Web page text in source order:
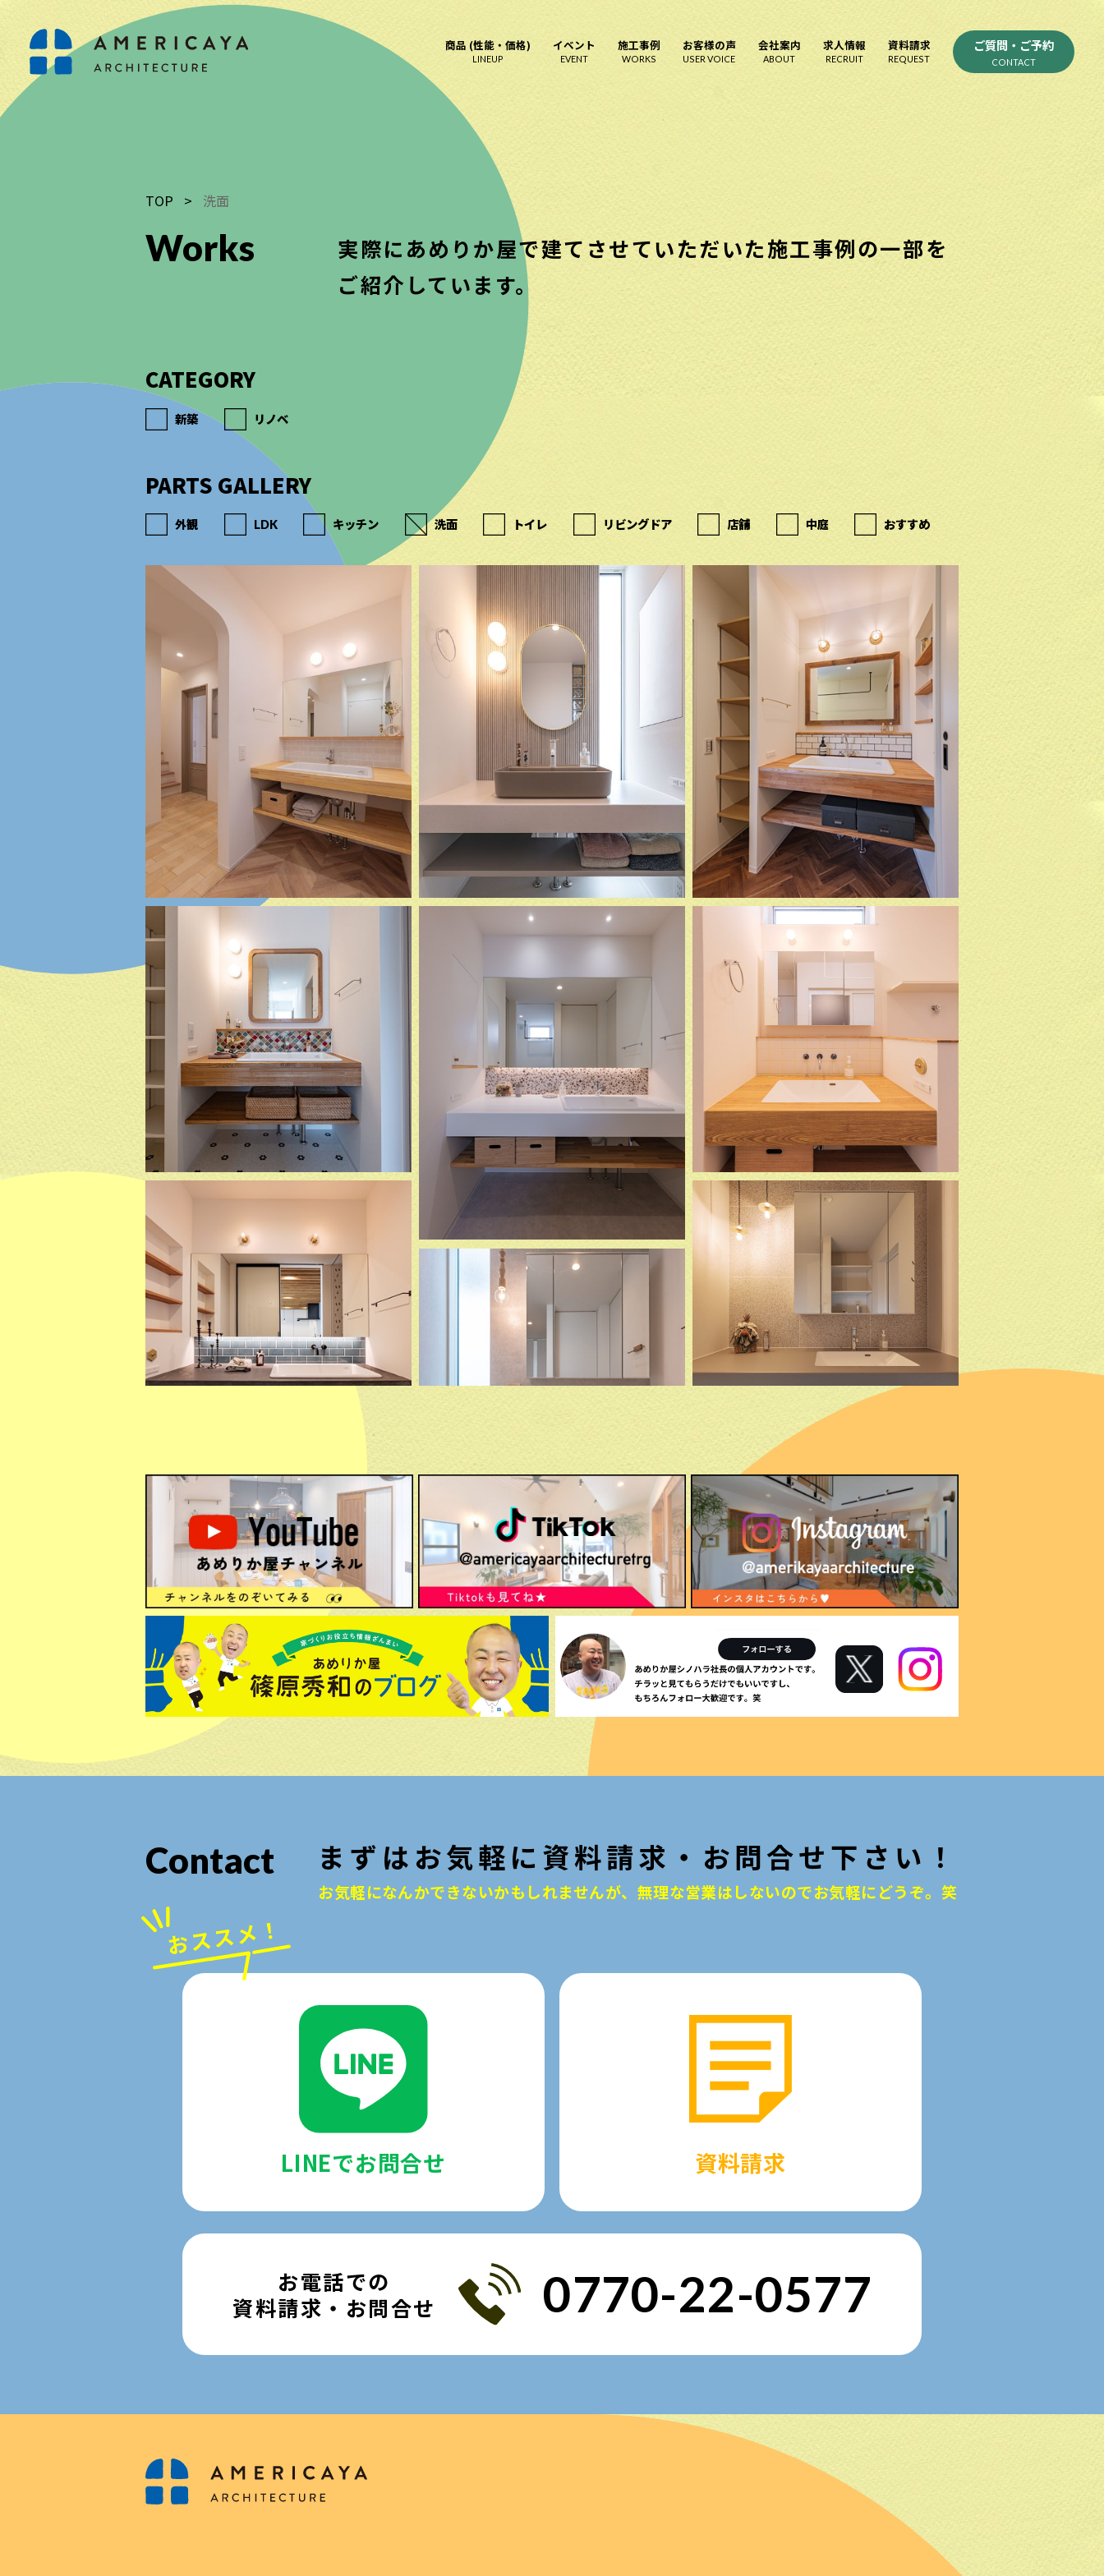
商品 (性能・価格)
LINEUP
イベント
EVENT
施工事例
WORKS
お客様の声
USER VOICE
会社案内
ABOUT
求人情報
RECRUIT
資料請求
REQUEST
ご質問・ご予約
CONTACT
TOP > 洗面
Works
実際にあめりか屋で建てさせていただいた施工事例の一部を
ご紹介しています。
CATEGORY
新築 リノベ
PARTS GALLERY
外観 LDK キッチン 洗面 トイレ リビングドア 店舗 中庭 おすすめ
Contact まずはお気軽に資料請求・お問合せ下さい！
お気軽になんかできないかもしれませんが、 無理な営業はしないのでお気軽にどうぞ。笑
LINEでお問合せ 資料請求
お電話での
資料請求・お問合せ
0770-22-0577